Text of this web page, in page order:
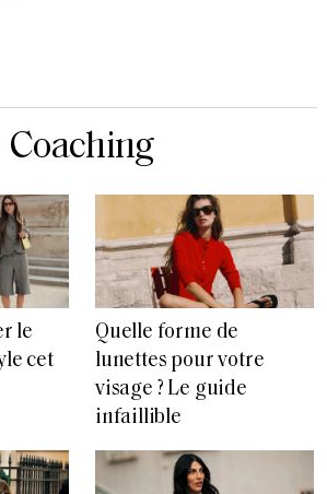
Coaching
le
cet
Quelle forme de
lunettes pour votre
visage ? Le guide
infaillible